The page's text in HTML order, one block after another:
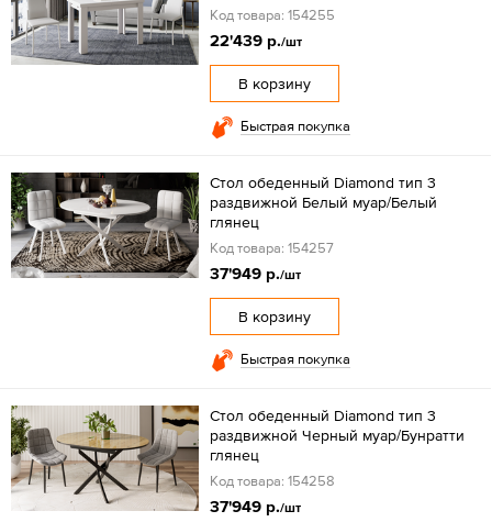
Код товара: 154255
22'439 р./шт
В корзину
Быстрая покупка
Стол обеденный Diamond тип 3
раздвижной Белый муар/Белый
глянец
Код товара: 154257
37'949 р./шт
В корзину
Быстрая покупка
Стол обеденный Diamond тип 3
раздвижной Черный муар/Бунратти
глянец
Код товара: 154258
37'949 р./шт